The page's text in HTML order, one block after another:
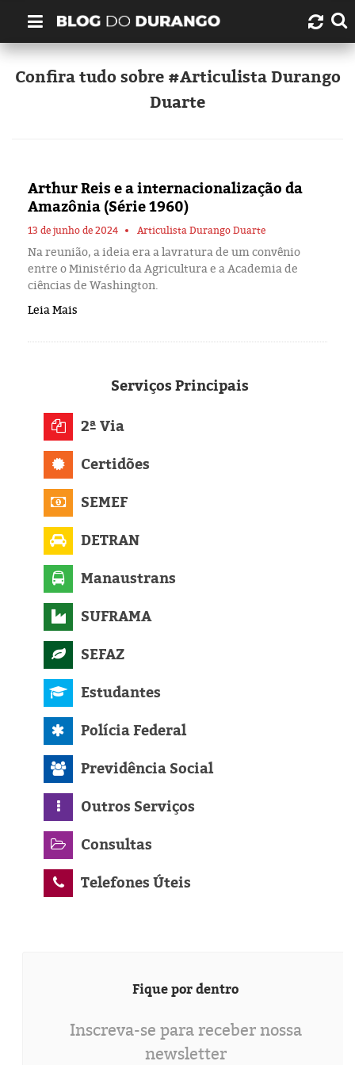
Quem é Durango Duarte?
Links úteis
Artigos
Amazonas
Manaus
Pesquisas
Confira tudo sobre #Articulista Durango
Duarte
Arthur Reis e a internacionalização da
Amazônia (Série 1960)
13 de junho de 2024 Articulista Durango Duarte
Na reunião, a ideia era a lavratura de um convênio
entre o Ministério da Agricultura e a Academia de
ciências de Washington.
Leia Mais
ServiçosPrincipais
2ª Via
Certidões
SEMEF
DETRAN
Manaustrans
SUFRAMA
SEFAZ
Estudantes
Polícia Federal
Previdência Social
Outros Serviços
Consultas
Telefones Úteis
Fique por dentro
Inscreva-se para receber nossa
newsletter